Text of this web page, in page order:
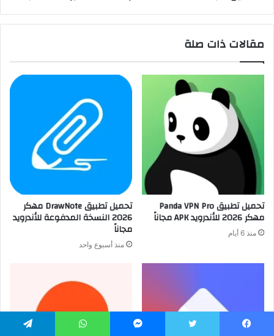
مقالات ذات صلة
تحميل تطبيق Panda VPN Pro
مهكر 2026 للأندرويد APK مجاناً
منذ 6 أيام
تحميل تطبيق DrawNote مهكر
2026 النسخة المدفوعة للأندرويد
مجاناً
منذ أسبوع واحد